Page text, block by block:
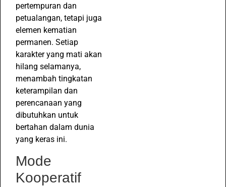
pertempuran dan
petualangan, tetapi juga
elemen kematian
permanen. Setiap
karakter yang mati akan
hilang selamanya,
menambah tingkatan
keterampilan dan
perencanaan yang
dibutuhkan untuk
bertahan dalam dunia
yang keras ini.
Mode
Kooperatif